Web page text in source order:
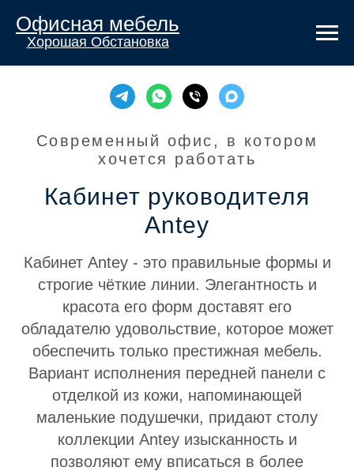
Офисная мебель
Хорошая Обстановка
Современный офис, в котором
хочется работать
Кабинет руководителя
Antey
Кабинет Antey - это правильные формы и
строгие чёткие линии. Элегантность и
красота его форм доставят его
обладателю удовольствие, которое может
обеспечить только престижная мебель.
Вариант исполнения передней панели с
отделкой из кожи, напоминающей
маленькие подушечки, придают столу
коллекции Antey изысканность и
позволяют ему вписаться в более